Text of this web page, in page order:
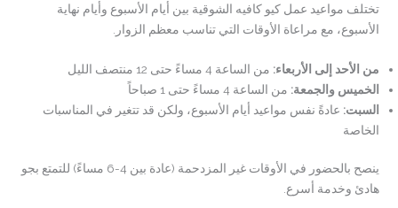
تختلف مواعيد عمل كيو كافيه الشوقية بين أيام الأسبوع وأيام نهاية
الأسبوع، مع مراعاة الأوقات التي تناسب معظم الزوار.
من الأحد إلى الأربعاء: من الساعة 4 مساءً حتى 12 منتصف الليل
الخميس والجمعة: من الساعة 4 مساءً حتى 1 صباحاً
السبت: عادةً نفس مواعيد أيام الأسبوع، ولكن قد تتغير في المناسبات
الخاصة
ينصح بالحضور في الأوقات غير المزدحمة (عادة بين 4-6 مساءً) للتمتع بجو
هادئ وخدمة أسرع.